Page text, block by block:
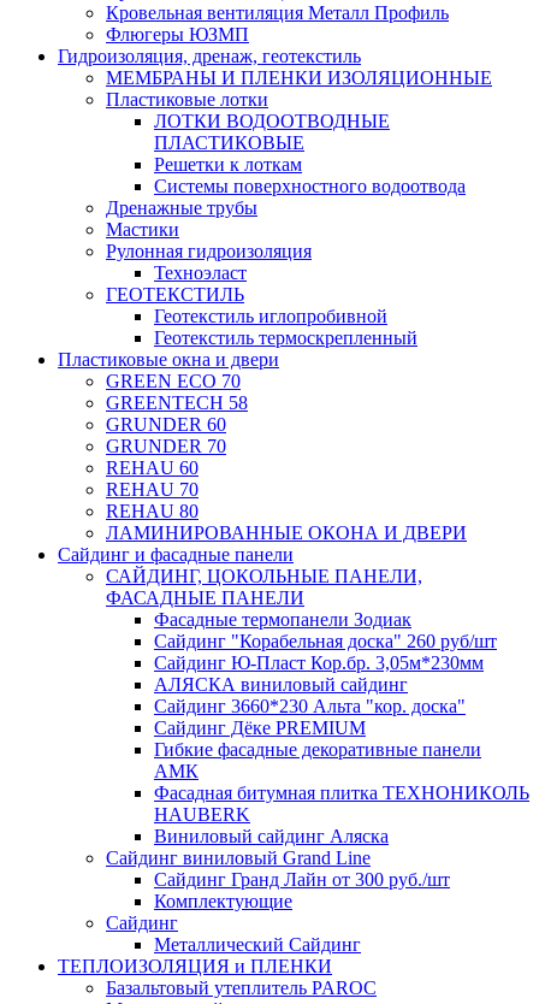
Кровельная вентиляция Металл Профиль
Флюгеры ЮЗМП
Гидроизоляция, дренаж, геотекстиль
МЕМБРАНЫ И ПЛЕНКИ ИЗОЛЯЦИОННЫЕ
Пластиковые лотки
ЛОТКИ ВОДООТВОДНЫЕ
ПЛАСТИКОВЫЕ
Решетки к лоткам
Системы поверхностного водоотвода
Дренажные трубы
Мастики
Рулонная гидроизоляция
Техноэласт
ГЕОТЕКСТИЛЬ
Геотекстиль иглопробивной
Геотекстиль термоскрепленный
Пластиковые окна и двери
GREEN ECO 70
GREENTECH 58
GRUNDER 60
GRUNDER 70
REHAU 60
REHAU 70
REHAU 80
ЛАМИНИРОВАННЫЕ ОКОНА И ДВЕРИ
Сайдинг и фасадные панели
САЙДИНГ, ЦОКОЛЬНЫЕ ПАНЕЛИ,
ФАСАДНЫЕ ПАНЕЛИ
Фасадные термопанели Зодиак
Сайдинг "Корабельная доска" 260 руб/шт
Сайдинг Ю-Пласт Кор.бр. 3,05м*230мм
АЛЯСКА виниловый сайдинг
Сайдинг 3660*230 Альта "кор. доска"
Сайдинг Дёке PREMIUM
Гибкие фасадные декоративные панели
АМК
Фасадная битумная плитка ТЕХНОНИКОЛЬ
HAUBERK
Виниловый сайдинг Аляска
Сайдинг виниловый Grand Line
Сайдинг Гранд Лайн от 300 руб./шт
Комплектующие
Сайдинг
Металлический Сайдинг
ТЕПЛОИЗОЛЯЦИЯ и ПЛЕНКИ
Базальтовый утеплитель PAROC